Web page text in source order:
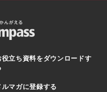
役立ち資料をダウンロードす
ルマガに登録する